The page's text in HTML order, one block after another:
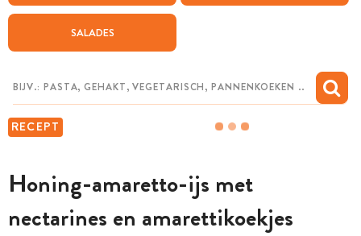
SALADES
RECEPT
Honing-amaretto-ijs met
nectarines en amarettikoekjes
WEEKMENU
CHAT MET MAIA
MIJN BEWAARDE RECEPTEN